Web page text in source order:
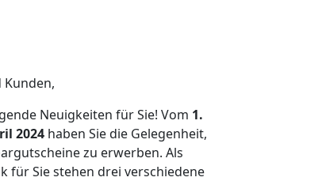
Kunden,
Neuigkeiten für Sie! Vom 1.
2024 haben Sie die Gelegenheit,
zu erwerben. Als
für Sie stehen drei verschiedene